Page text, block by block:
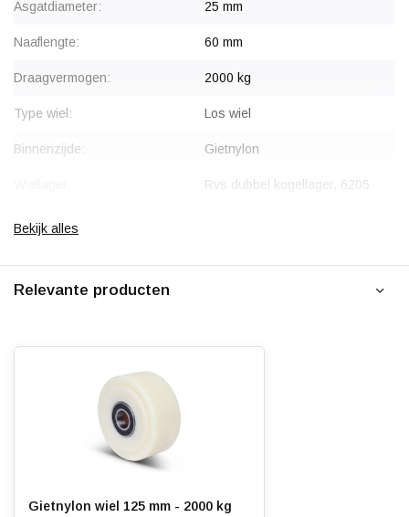
Asgatdiameter: 25 mm
Naaflengte: 60 mm
Draagvermogen: 2000 kg
Type wiel: Los wiel
Binnenzijde: Gietnylon
Rvs dubbel kogellager, 6205
Bandage:
Slijtvast:
Geluiddempend:
Bekijk alles
Relevante producten
Gietnylon wiel 125 mm - 2000 kg